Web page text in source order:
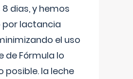
dias, y hemos
lactancia
el uso
de Fórmula lo
posible. la leche